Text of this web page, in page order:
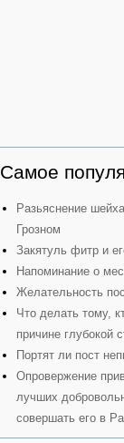
Самое
Разьяснение
Грозном
Закятуль фитр и
Напоминание о
Желательность
Что делать тому,
причине глубокой
Портят ли пост
Опровержение
лучших
совершать его в